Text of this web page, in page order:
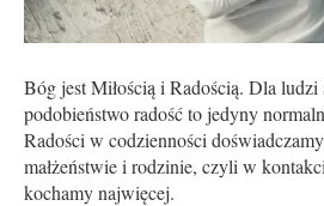
Bóg jest Miłością i Radością. Dla ludzi
podobieństwo radość to jedyny
Radości w codzienności
małżeństwie i rodzinie, czyli w
kochamy najwięcej.